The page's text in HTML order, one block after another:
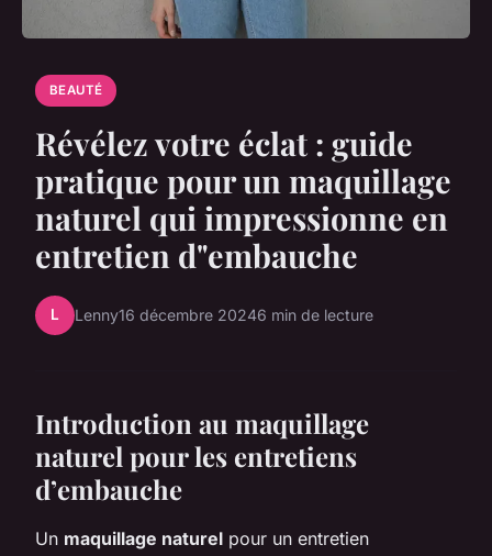
BEAUTÉ
Révélez votre éclat : guide
pratique pour un maquillage
naturel qui impressionne en
entretien d"embauche
L Lenny16 décembre 20246 min de lecture
Introduction au maquillage
naturel pour les entretiens
d’embauche
Un maquillage naturel pour un entretien